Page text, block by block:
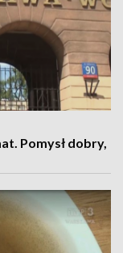
Pomysł dobry,